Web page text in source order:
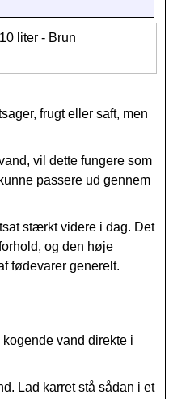
frugt eller saft, men
vil dette fungere som
passere ud gennem
stærkt videre i dag. Det
og den høje
fødevarer generelt.
vand direkte i
Lad karret stå sådan i et